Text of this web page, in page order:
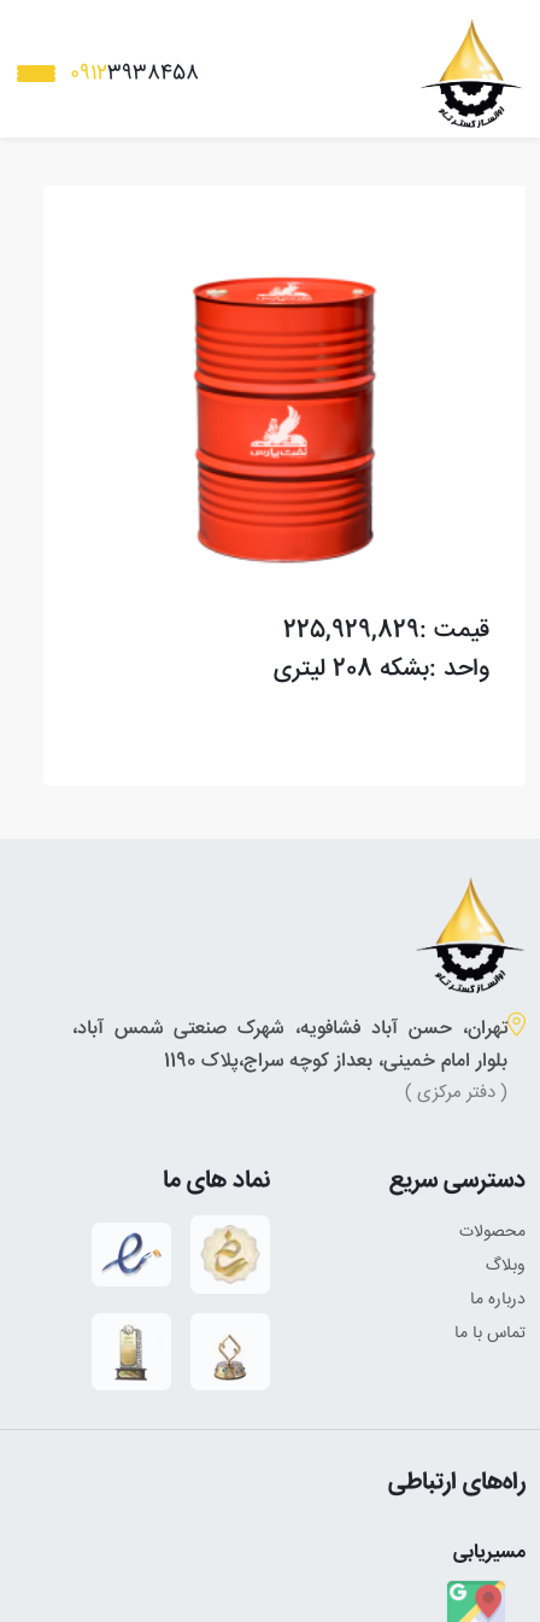
09123938458
قیمت :225,929,829
واحد :بشکه 208 لیتری
تهران، حسن آباد فشافویه، شهرک صنعتی شمس آباد،
بلوار امام خمینی، بعداز کوچه سراج،پلاک 1190
( دفتر مرکزی )
دسترسی سریع
محصولات
وبلاگ
درباره ما
تماس با ما
نماد های ما
راه‌های ارتباطی
مسیریابی